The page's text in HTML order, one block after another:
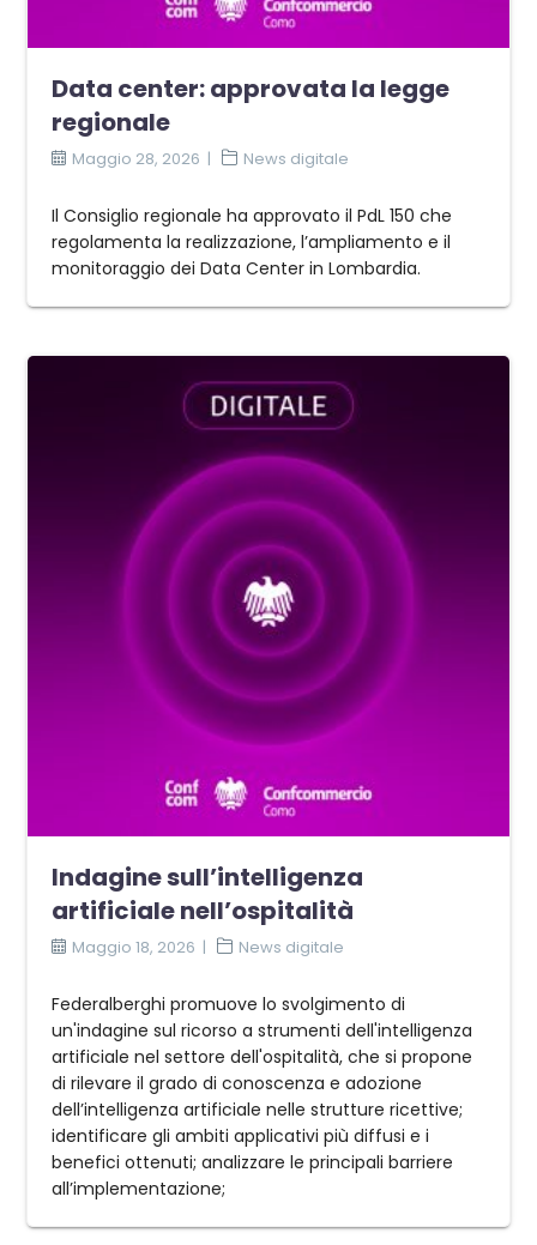
Data center: approvata la legge
regionale
Maggio 28, 2026 News digitale
Il Consiglio regionale ha approvato il PdL 150 che
regolamenta la realizzazione, l’ampliamento e il
monitoraggio dei Data Center in Lombardia.
Indagine sull’intelligenza
artificiale nell’ospitalità
Maggio 18, 2026 News digitale
Federalberghi promuove lo svolgimento di
un'indagine sul ricorso a strumenti dell'intelligenza
artificiale nel settore dell'ospitalità, che si propone
di rilevare il grado di conoscenza e adozione
dell’intelligenza artificiale nelle strutture ricettive;
identificare gli ambiti applicativi più diffusi e i
benefici ottenuti; analizzare le principali barriere
all’implementazione;